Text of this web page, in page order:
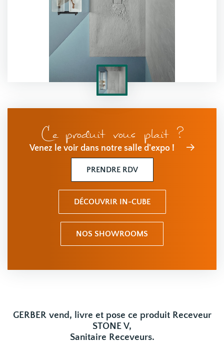
Ce produit vous plait ?
Venez le voir dans notre salle d'expo !
PRENDRE RDV
DÉCOUVRIR IN-CUBE
NOS SHOWROOMS
GERBER vend, livre et pose ce produit Receveur
STONE V,
Sanitaire Receveurs.